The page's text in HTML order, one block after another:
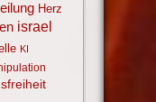
Herz
israel
KI